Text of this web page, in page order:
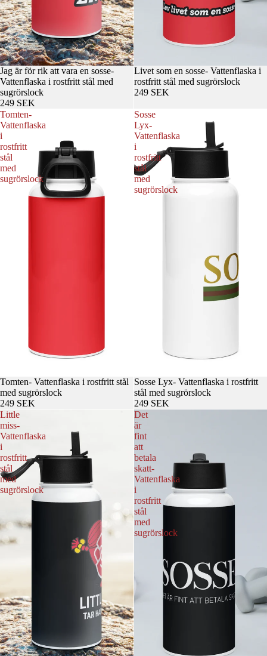
Jag är för rik att vara en sosse-
Vattenflaska i rostfritt stål med
sugrörslock
249 SEK
Livet som en sosse- Vattenflaska i
rostfritt stål med sugrörslock
249 SEK
Tomten-
Vattenflaska
i
rostfritt
stål
med
sugrörslock
Tomten- Vattenflaska i rostfritt stål
med sugrörslock
249 SEK
Sosse
Lyx-
Vattenflaska
i
rostfritt
stål
med
sugrörslock
Sosse Lyx- Vattenflaska i rostfritt
stål med sugrörslock
249 SEK
Little
miss-
Vattenflaska
i
rostfritt
stål
med
sugrörslock
Det
är
fint
att
betala
skatt-
Vattenflaska
i
rostfritt
stål
med
sugrörslock